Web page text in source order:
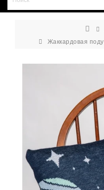
Жаккардовая